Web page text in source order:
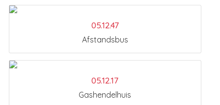
05.12.47
Afstandsbus
05.12.17
Gashendelhuis